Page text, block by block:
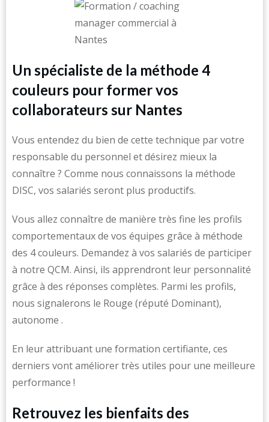
Un spécialiste de la méthode 4
couleurs pour former vos
collaborateurs sur Nantes
Vous entendez du bien de cette technique par votre
responsable du personnel et désirez mieux la
connaître ? Comme nous connaissons la méthode
DISC, vos salariés seront plus productifs.
Vous allez connaître de manière très fine les profils
comportementaux de vos équipes grâce à méthode
des 4 couleurs. Demandez à vos salariés de participer
à notre QCM. Ainsi, ils apprendront leur personnalité
grâce à des réponses complètes. Parmi les profils,
nous signalerons le Rouge (réputé Dominant),
autonome .
En leur attribuant une formation certifiante, ces
derniers vont améliorer très utiles pour une meilleure
performance !
Retrouvez les bienfaits des